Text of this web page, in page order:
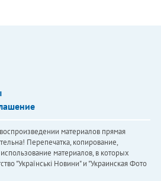
материалов прямая
Перепечатка, копирование,
материалов, в которых
"Українськi Новини" и "Украинская Фото